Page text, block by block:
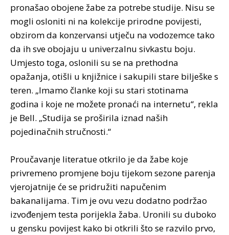
pronašao obojene žabe za potrebe studije. Nisu se
mogli osloniti ni na kolekcije prirodne povijesti,
obzirom da konzervansi utječu na vodozemce tako
da ih sve obojaju u univerzalnu sivkastu boju.
Umjesto toga, oslonili su se na prethodna
opažanja, otišli u knjižnice i sakupili stare bilješke s
teren. „Imamo članke koji su stari stotinama
godina i koje ne možete pronaći na internetu“, rekla
je Bell. „Studija se proširila iznad naših
pojedinačnih stručnosti.“
Proučavanje literatue otkrilo je da žabe koje
privremeno promjene boju tijekom sezone parenja
vjerojatnije će se pridružiti napučenim
bakanalijama. Tim je ovu vezu dodatno podržao
izvođenjem testa porijekla žaba. Uronili su duboko
u gensku povijest kako bi otkrili što se razvilo prvo,